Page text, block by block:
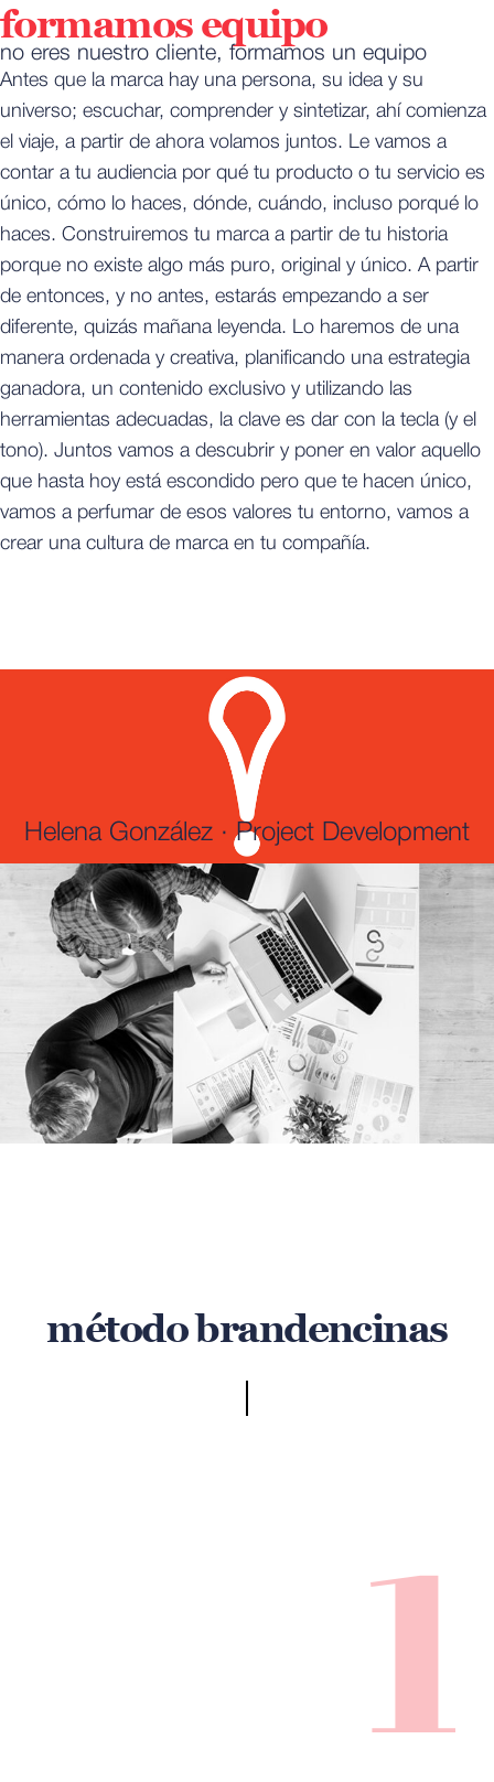
formamos equipo
no eres nuestro cliente, formamos un equipo
Antes que la marca hay una persona, su idea y su
universo; escuchar, comprender y sintetizar, ahí comienza
el viaje, a partir de ahora volamos juntos. Le vamos a
contar a tu audiencia por qué tu producto o tu servicio es
único, cómo lo haces, dónde, cuándo, incluso porqué lo
haces. Construiremos tu marca a partir de tu historia
porque no existe algo más puro, original y único. A partir
de entonces, y no antes, estarás empezando a ser
diferente, quizás mañana leyenda. Lo haremos de una
manera ordenada y creativa, planificando una estrategia
ganadora, un contenido exclusivo y utilizando las
herramientas adecuadas, la clave es dar con la tecla (y el
tono). Juntos vamos a descubrir y poner en valor aquello
que hasta hoy está escondido pero que te hacen único,
vamos a perfumar de esos valores tu entorno, vamos a
crear una cultura de marca en tu compañía.
Helena González · Project Development
método brandencinas
1